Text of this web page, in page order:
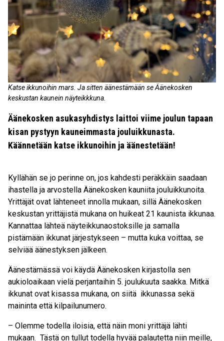
Katse ikkunoihin mars. Ja sitten äänestämään se Äänekosken
keskustan kaunein näyteikkkuna.
Äänekosken asukasyhdistys laittoi viime joulun tapaan
kisan pystyyn kauneimmasta jouluikkunasta.
Käännetään katse ikkunoihin ja äänestetään!
Kyllähän se jo perinne on, jos kahdesti peräkkäin saadaan
ihastella ja arvostella Äänekosken kauniita jouluikkunoita.
Yrittäjät ovat lähteneet innolla mukaan, sillä Äänekosken
keskustan yrittäjistä mukana on huikeat 21 kaunista ikkunaa.
Kannattaa lähteä näyteikkunaostoksille ja samalla
pistämään ikkunat järjestykseen – mutta kuka voittaa, se
selviää äänestyksen jälkeen.
Äänestämässä voi käydä Äänekosken kirjastolla sen
aukioloaikaan vielä perjantaihin 5. joulukuuta saakka. Mitkä
ikkunat ovat kisassa mukana, on siitä ikkunassa sekä
maininta että kilpailunumero.
– Olemme todella iloisia, että näin moni yrittäjä lähti
mukaan. Tästä on tullut todella hyvää palautetta niin meille,